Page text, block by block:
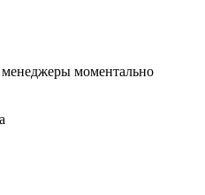
моментально